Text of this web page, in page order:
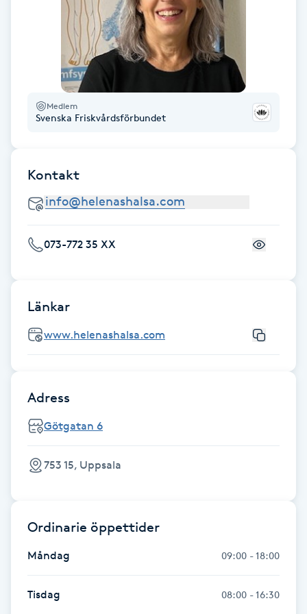
Fransk manikyr
Fransrengöring
Frekvensterapi
Friskvårdsmassage
Frisör
Funktionsanalys
Färgning
Gel naglar
Gravidmassage
Gruppträning
Medlem
Svenska Friskvårdsförbundet
Kontakt
073-772 35 XX
Länkar
www.helenashalsa.com
Adress
Götgatan 6
753 15, Uppsala
Ordinarie öppettider
Måndag 09:00 - 18:00
Tisdag 08:00 - 16:30